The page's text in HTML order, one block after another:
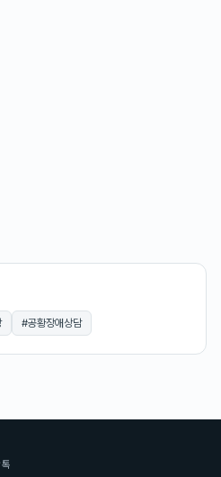
#공황장애상담